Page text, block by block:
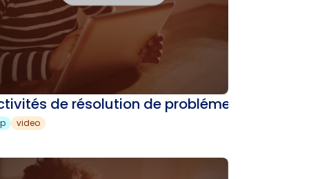
de résolution de probléme
video